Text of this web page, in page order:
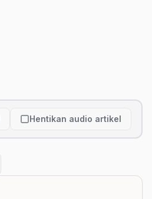
Hentikan audio artikel